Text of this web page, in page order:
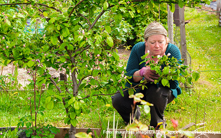
Foto: mauritius images/Alamy Stock Photos/Nigel Noyes